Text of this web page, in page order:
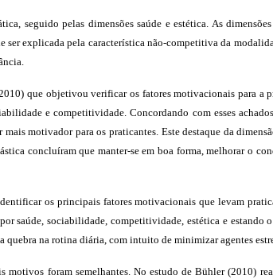
pelas dimensões saúde e estética. As
explicada pela característica não-competitiva da
.
que objetivou verificar os fatores motivacionais para a
e competitividade. Concordando com esses
motivador para os praticantes. Este destaque da
concluíram que manter-se em boa forma, melhorar o
os principais fatores motivacionais que levam
saúde, sociabilidade, competitividade, estética e
quebra na rotina diária, com intuito de minimizar agentes
foram semelhantes. No estudo de Bühler (2010)